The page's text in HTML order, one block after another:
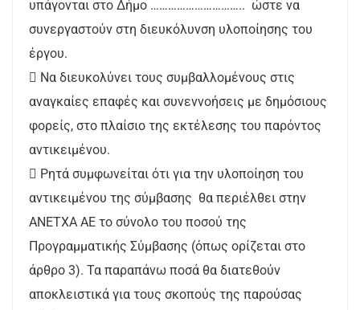
υπάγονται στο Δήμο ………………………….. ώστε να
συνεργαστούν στη διευκόλυνση υλοποίησης του
έργου.
 Να διευκολύνει τους συμβαλλομένους στις
αναγκαίες επαφές και συνεννοήσεις με δημόσιους
φορείς, στο πλαίσιο της εκτέλεσης του παρόντος
αντικειμένου.
 Ρητά συμφωνείται ότι για την υλοποίηση του
αντικειμένου της σύμβασης θα περιέλθει στην
ΑΝΕΤΧΑ ΑΕ το σύνολο του ποσού της
Προγραμματικής Σύμβασης (όπως ορίζεται στο
άρθρο 3). Τα παραπάνω ποσά θα διατεθούν
αποκλειστικά για τους σκοπούς της παρούσας